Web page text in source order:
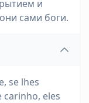
и
сами боги.
se lhes
eles